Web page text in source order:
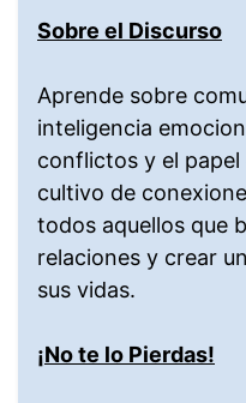
Sobre el Discurso
Aprende sobre
inteligencia
conflictos y el papel
cultivo de
todos aquellos que
relaciones y crear
sus vidas.
¡No te lo Pierdas!